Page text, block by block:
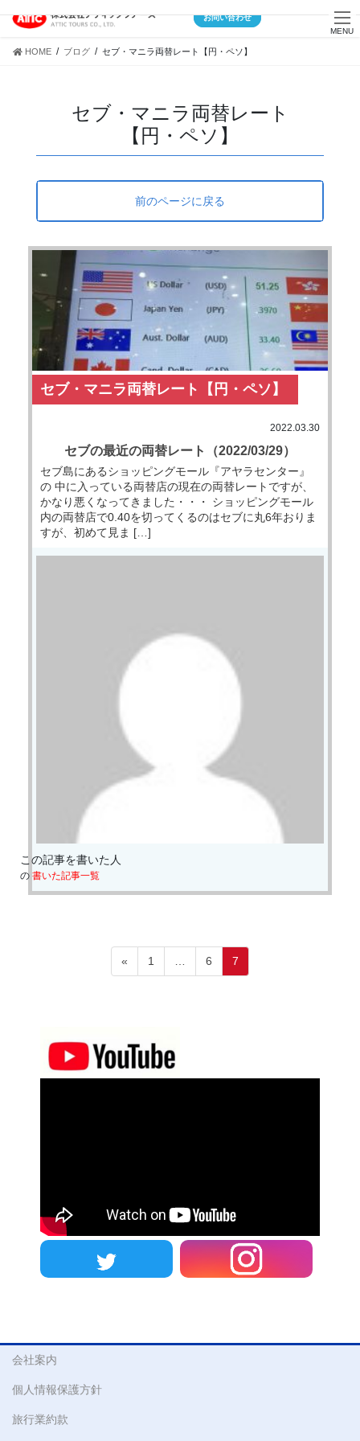
content
Navigation
お問い合わせ
HOME ブログ セブ・マニラ両替レート【円・ペソ】
セブ・マニラ両替レート
【円・ペソ】
前のページに戻る
セブ・マニラ両替レート【円・ペソ】
2022.03.30
セブの最近の両替レート（2022/03/29）
セブ島にあるショッピングモール『アヤラセンター』
の 中に入っている両替店の現在の両替レートですが、
かなり悪くなってきました・・・ ショッピングモール
内の両替店で0.40を切ってくるのはセブに丸6年おりま
すが、初めて見ま […]
この記事を書いた人
の 書いた記事一覧
ー
ジ
« Page
1 Page
6 Page
7
会社案内
個人情報保護方針
旅行業約款
MENU